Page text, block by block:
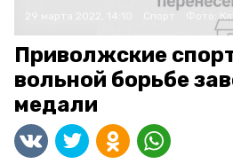
Приволжские
вольной борьбе
медали